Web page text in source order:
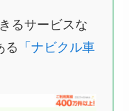
るサービスな
る 「ナビクル車